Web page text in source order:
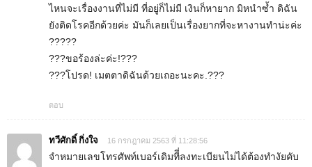
ไหนจะเรื่องงานที่ไม่มี ที่อยู่ก็ไม่มี เงินก็หายาก มิหนำซ้ำ ดิฉัน
ยังติดโรคอีกด้วยค่ะ มันก็เลยเป็นเรื่องยากที่จะหางานทำน่ะค่ะ
?????
???ขอร้องล่ะค่ะ!???
???โปรด! เมตตาดิฉันด้วยเถอะนะคะ.???
ตอบ
ทวีศักดิ์ กิ่งใจ 16 กรกฎาคม 2563 ที่ 11:28:56
จำหมายเลขโทรศัพท์เบอร์เดิมทีี่ลงทะเบียนไม่ได้ต้องทำงัยคับ